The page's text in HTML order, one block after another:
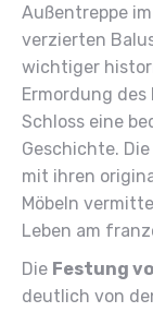
Außentreppe
verzierten
wichtiger
Ermordung des
Schloss eine
Geschichte.
mit ihren
Möbeln
Leben am
Die Festung
deutlich von